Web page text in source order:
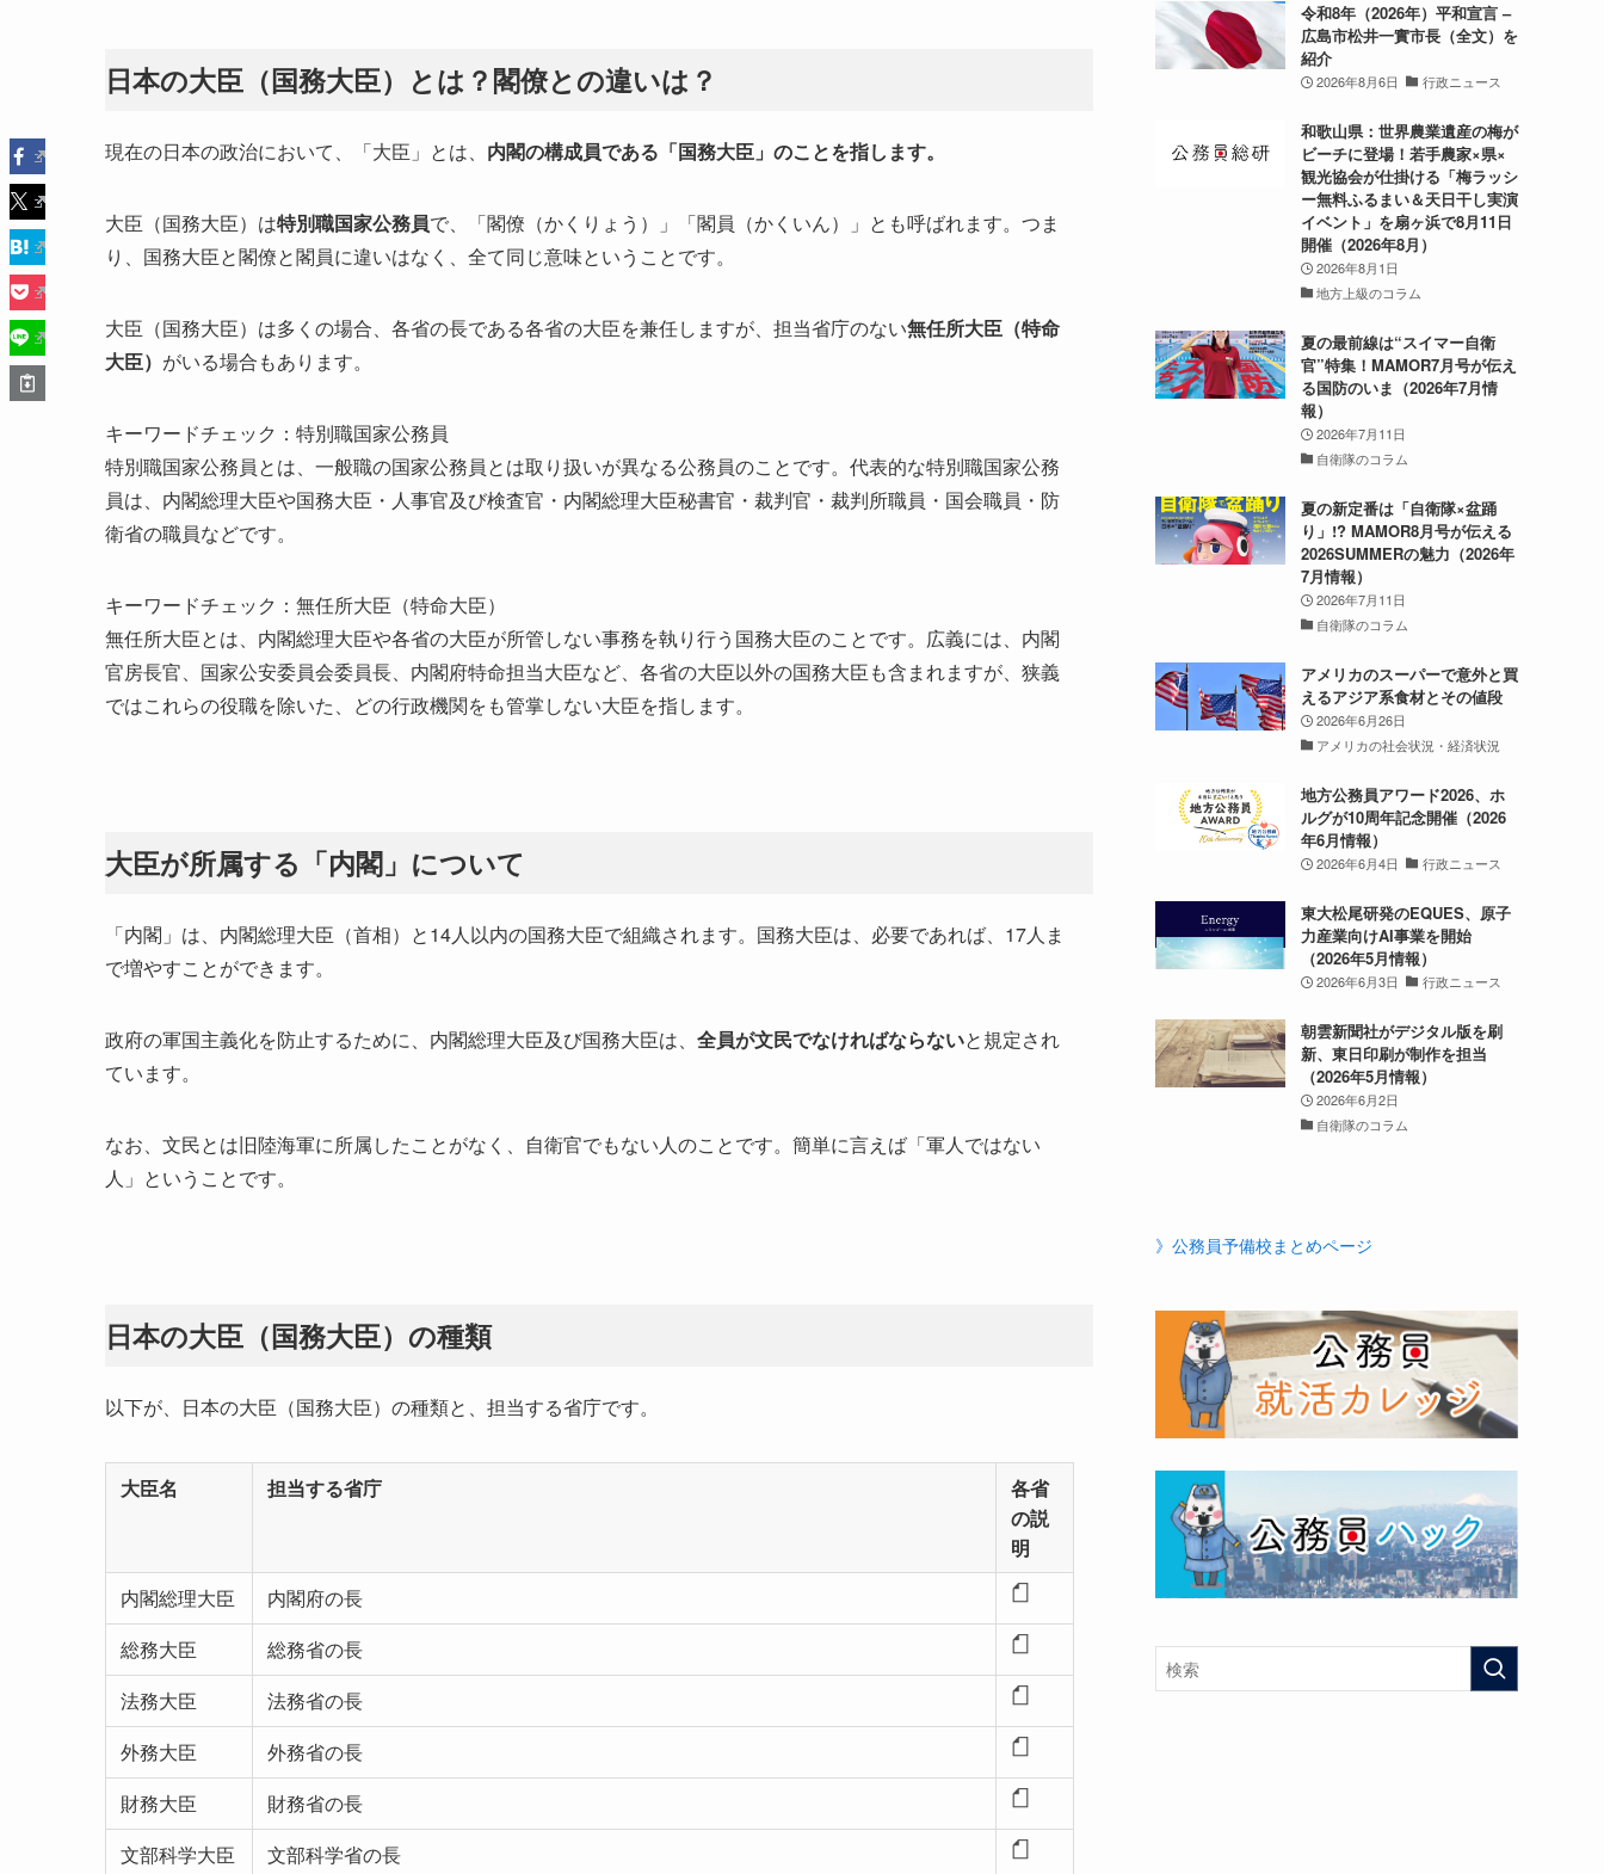
日本の大臣（国務大臣）とは？閣僚との違いは？
現在の日本の政治において、「大臣」とは、 内閣の構成員である「国務大臣」のことを指します。
大臣（国務大臣）は特別職国家公務員で、「閣僚（かくりょう）」「閣員（かくいん）」とも呼ばれます。つま
り、国務大臣と閣僚と閣員に違いはなく、全て同じ意味ということです。
大臣（国務大臣）は多くの場合、各省の長である各省の大臣を兼任しますが、担当省庁のない無任所大臣（特命
大臣） がいる場合もあります。
キーワードチェック：特別職国家公務員
特別職国家公務員とは、一般職の国家公務員とは取り扱いが異なる公務員のことです。代表的な特別職国家公務
員は、内閣総理大臣や国務大臣・人事官及び検査官・内閣総理大臣秘書官・裁判官・裁判所職員・国会職員・防
衛省の職員などです。
キーワードチェック：無任所大臣（特命大臣）
無任所大臣とは、内閣総理大臣や各省の大臣が所管しない事務を執り行う国務大臣のことです。広義には、内閣
官房長官、国家公安委員会委員長、内閣府特命担当大臣など、各省の大臣以外の国務大臣も含まれますが、狭義
ではこれらの役職を除いた、どの行政機関をも管掌しない大臣を指します。
大臣が所属する「内閣」について
「内閣」は、内閣総理大臣（首相）と14人以内の国務大臣で組織されます。国務大臣は、必要であれば、17人ま
で増やすことができます。
政府の軍国主義化を防止するために、内閣総理大臣及び国務大臣は、 全員が文民でなければならないと規定され
ています。
なお、文民とは旧陸海軍に所属したことがなく、自衛官でもない人のことです。簡単に言えば「軍人ではない
人」ということです。
日本の大臣（国務大臣）の種類
以下が、日本の大臣（国務大臣）の種類と、担当する省庁です。
大臣名 担当する省庁
各省
の説
明
内閣総理大臣
内閣府の長
総務大臣
総務省の長
法務大臣
法務省の長
外務大臣
外務省の長
財務大臣
財務省の長
文部科学大臣
文部科学省の長
令和8年（2026年）平和宣言 –
広島市松井一實市長（全文）を
紹介
2026年8月6日 行政ニュース
和歌山県：世界農業遺産の梅が
ビーチに登場！若手農家×県×
観光協会が仕掛ける「梅ラッシ
ー無料ふるまい＆天日干し実演
イベント」を扇ヶ浜で8月11日
開催（2026年8月）
2026年8月1日
地方上級のコラム
夏の最前線は“スイマー自衛
官”特集！MAMOR7月号が伝え
る国防のいま（2026年7月情
報）
2026年7月11日
自衛隊のコラム
夏の新定番は「自衛隊×盆踊
り」!? MAMOR8月号が伝える
2026SUMMERの魅力（2026年
7月情報）
2026年7月11日
自衛隊のコラム
アメリカのスーパーで意外と買
えるアジア系食材とその値段
2026年6月26日
アメリカの社会状況・経済状況
地方公務員アワード2026、ホ
ルグが10周年記念開催（2026
年6月情報）
2026年6月4日 行政ニュース
東大松尾研発のEQUES、原子
力産業向けAI事業を開始
（2026年5月情報）
2026年6月3日 行政ニュース
朝雲新聞社がデジタル版を刷
新、東日印刷が制作を担当
（2026年5月情報）
2026年6月2日
自衛隊のコラム
》公務員予備校まとめページ